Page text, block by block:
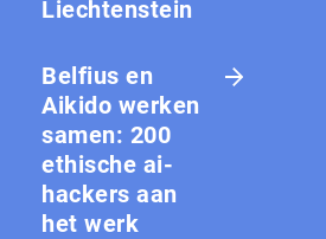
Liechtenstein
Belfius en
Aikido werken
samen: 200
ethische ai-
hackers aan
het werk